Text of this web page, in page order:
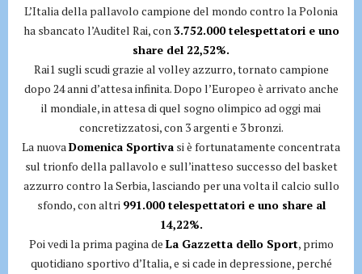
L’Italia della pallavolo campione del mondo contro la Polonia
ha sbancato l’Auditel Rai, con3.752.000 telespettatori e uno
share del 22,52%.
Rai1 sugli scudi grazie al volley azzurro, tornato campione
dopo 24 anni d’attesa infinita. Dopo l’Europeo è arrivato anche
il mondiale, in attesa di quel sogno olimpico ad oggi mai
concretizzatosi, con 3 argenti e 3 bronzi.
La nuovaDomenica Sportiva si è fortunatamente concentrata
sul trionfo della pallavolo e sull’inatteso successo del basket
azzurro contro la Serbia, lasciando per una volta il calcio sullo
sfondo, con altri 991.000 telespettatori e uno share al
14,22%.
Poi vedi la prima pagina de La Gazzetta dello Sport, primo
quotidiano sportivo d’Italia, e si cade in depressione, perché